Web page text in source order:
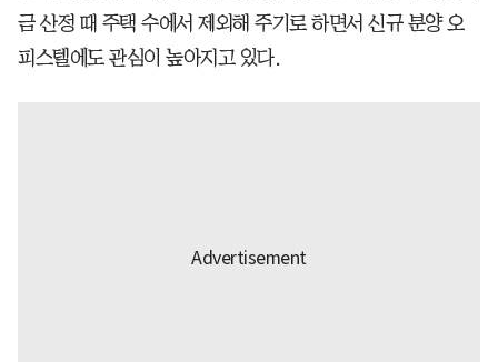
금 산정 때 주택 수에서 제외해 주기로 하면서 신규 분양 오
피스텔에도 관심이 높아지고 있다.